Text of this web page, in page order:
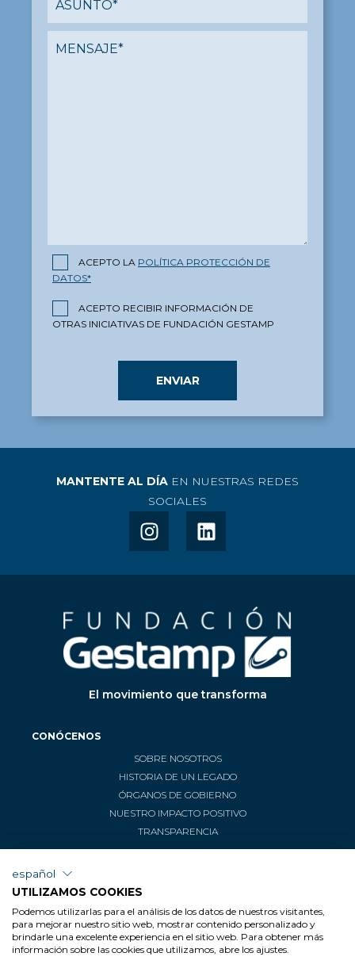
ACEPTO LA POLÍTICA PROTECCIÓN DE
DATOS*
ACEPTO RECIBIR INFORMACIÓN DE
OTRAS INICIATIVAS DE FUNDACIÓN GESTAMP
MANTENTE AL DÍA EN NUESTRAS REDES
SOCIALES
El movimiento que transforma
CONÓCENOS
SOBRE NOSOTROS
HISTORIA DE UN LEGADO
ÓRGANOS DE GOBIERNO
NUESTRO IMPACTO POSITIVO
TRANSPARENCIA
COMPROMISOS
ÁREAS DE ACTUACIÓN
INICIATIVAS
español
UTILIZAMOS COOKIES
Podemos utilizarlas para el análisis de los datos de nuestros visitantes,
para mejorar nuestro sitio web, mostrar contenido personalizado y
brindarle una excelente experiencia en el sitio web. Para obtener más
información sobre las cookies que utilizamos, abre los ajustes.